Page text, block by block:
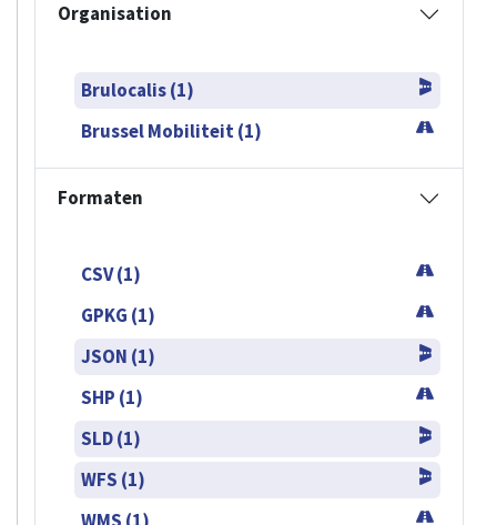
Organisation
Brulocalis (1)
Brussel Mobiliteit (1)
Formaten
CSV (1)
GPKG (1)
JSON (1)
SHP (1)
SLD (1)
WFS (1)